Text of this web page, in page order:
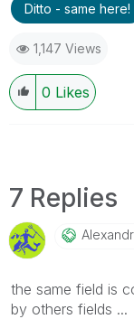
Ditto - same here!
1,147 Views
0 Likes
7 Replies
the same field is
by others fields ...